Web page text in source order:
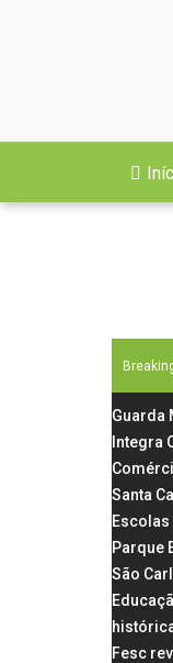
Guarda
Integra
Santa
Parque
São
Fesc